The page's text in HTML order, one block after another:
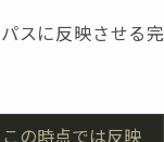
スに反映させる完
の時点では反映